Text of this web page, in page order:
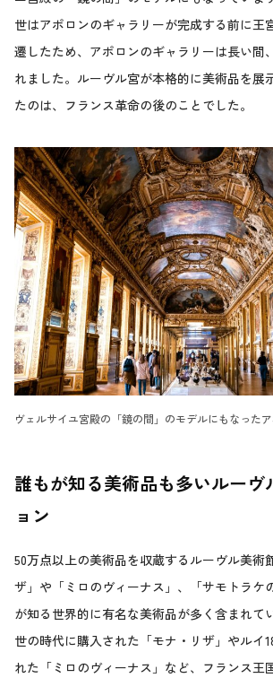
世はアポロンのギャラリーが完成する前に王
遷したため、アポロンのギャラリーは長い間
れました。ルーヴル宮が本格的に美術品を展
たのは、フランス革命の後のことでした。
ヴェルサイユ宮殿の「鏡の間」のモデルにもなった
誰もが知る美術品も多いルーヴ
ョン
50万点以上の美術品を収蔵するルーヴル美術
ザ」や「ミロのヴィーナス」、「サモトラケ
が知る世界的に有名な美術品が多く含まれて
世の時代に購入された「モナ・リザ」やルイ
れた「ミロのヴィーナス」など、フランス王